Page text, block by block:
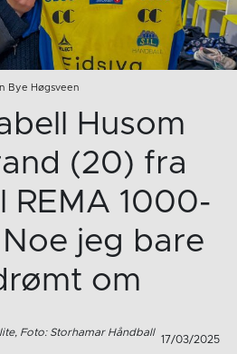
Bye Høgsveen
Husom
(20) fra
REMA 1000-
Noe jeg bare
om
Foto: Storhamar Håndball
17/03/2025